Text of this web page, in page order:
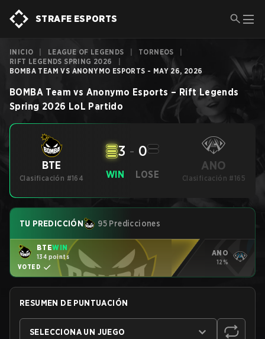
STRAFE ESPORTS
INICIO LEAGUE OF LEGENDS TORNEOS
RIFT LEGENDS SPRING 2026
BOMBA TEAM VS ANONYMO ESPORTS - MAY 26, 2026
BOMBA Team vs Anonymo Esports – Rift Legends
Spring 2026 LoL Partido
BTE
Clasificación #164 WIN
3 - 0
LOSE
ANO
Clasificación #165
TU PREDICCIÓN 95 Predicciones
BTEWIN
134 points
VOTED
ANO
12%
RESUMEN DE PUNTUACIÓN
SELECCIONA UN JUEGO